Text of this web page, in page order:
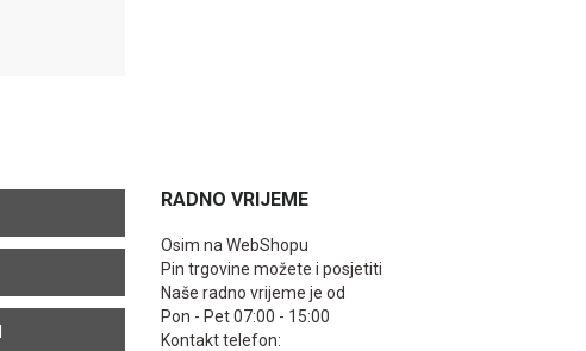
RADNO VRIJEME
Osim na WebShopu
Pin trgovine možete i posjetiti
Naše radno vrijeme je od
Pon - Pet 07:00 - 15:00
Kontakt telefon: